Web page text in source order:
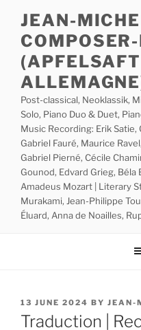
content
JEAN-
Post-classical, Neoklassik,
Solo, Piano Duo & Duet,
Music Recording: Erik
Gabriel Fauré, Maurice
Gabriel Pierné, Cécile
Gounod, Edvard Grieg,
Amadeus Mozart | Literary
Murakami, Jean-Philippe
Éluard, Anna de Noailles,
POSTED
ON
13 JUNE 2024 BY JEAN-
Traduction |